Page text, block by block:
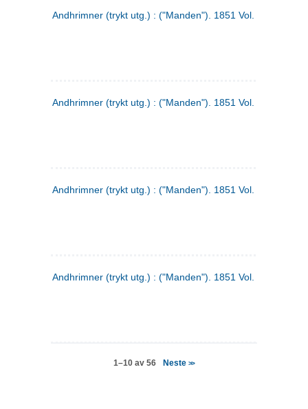
Andhrimner (trykt utg.) : ("Manden"). 1851 Vol. 1 Nr. 3
Andhrimner (trykt utg.) : ("Manden"). 1851 Vol. 2 Nr. 4
Andhrimner (trykt utg.) : ("Manden"). 1851 Vol. 2 Nr. 6
Andhrimner (trykt utg.) : ("Manden"). 1851 Vol. 1 Nr. 6
1–10 av 56 Neste>>